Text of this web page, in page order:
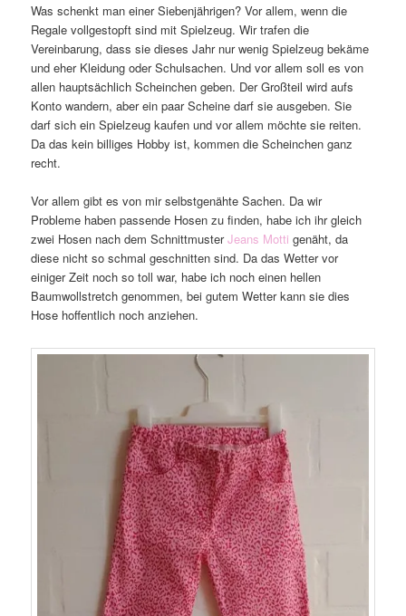
Was schenkt man einer Siebenjährigen? Vor allem, wenn die
Regale vollgestopft sind mit Spielzeug. Wir trafen die
Vereinbarung, dass sie dieses Jahr nur wenig Spielzeug bekäme
und eher Kleidung oder Schulsachen. Und vor allem soll es von
allen hauptsächlich Scheinchen geben. Der Großteil wird aufs
Konto wandern, aber ein paar Scheine darf sie ausgeben. Sie
darf sich ein Spielzeug kaufen und vor allem möchte sie reiten.
Da das kein billiges Hobby ist, kommen die Scheinchen ganz
recht.
Vor allem gibt es von mir selbstgenähte Sachen. Da wir
Probleme haben passende Hosen zu finden, habe ich ihr gleich
zwei Hosen nach dem SchnittmusterJeans Mottigenäht, da
diese nicht so schmal geschnitten sind. Da das Wetter vor
einiger Zeit noch so toll war, habe ich noch einen hellen
Baumwollstretch genommen, bei gutem Wetter kann sie dies
Hose hoffentlich noch anziehen.